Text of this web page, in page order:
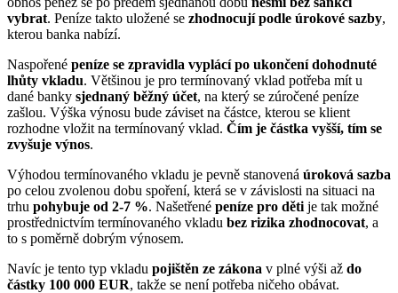
vybrat. Peníze takto uložené se zhodnocují podle úrokové sazby,
kterou banka nabízí.
Naspořené peníze se zpravidla vyplácí po ukončení dohodnuté
lhůty vkladu. Většinou je pro termínovaný vklad potřeba mít u
dané banky sjednaný běžný účet, na který se zúročené peníze
zašlou. Výška výnosu bude záviset na částce, kterou se klient
rozhodne vložit na termínovaný vklad. Čím je částka vyšší, tím se
zvyšuje výnos.
Výhodou termínovaného vkladu je pevně stanovená úroková sazba
po celou zvolenou dobu spoření, která se v závislosti na situaci na
trhu pohybuje od 2-7 %. Našetřené peníze pro děti je tak možné
prostřednictvím termínovaného vkladu bez rizika zhodnocovat, a
to s poměrně dobrým výnosem.
Navíc je tento typ vkladu pojištěn ze zákona v plné výši až do
částky 100 000 EUR, takže se není potřeba ničeho obávat.